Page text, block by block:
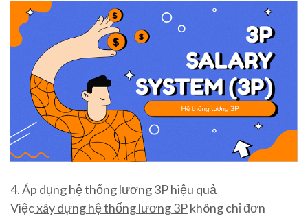
4. Áp dụng hệ thống lương 3P hiệu quả
Việcxây dựng hệ thống lương 3Pkhông chỉ đơn